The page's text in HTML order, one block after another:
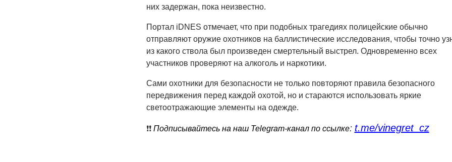
них задержан, пока неизвестно.
Портал iDNES отмечает, что при подобных трагедиях полицейские обычно
отправляют оружие охотников на баллистические исследования, чтобы точно
из какого ствола был произведен смертельный выстрел. Одновременно всех
участников проверяют на алкоголь и наркотики.
Сами охотники для безопасности не только повторяют правила безопасного
передвижения перед каждой охотой, но и стараются использовать яркие
светоотражающие элементы на одежде.
❗️❗️ Подписывайтесь на наш Telegram-канал по ссылке: t.me/vinegret_cz